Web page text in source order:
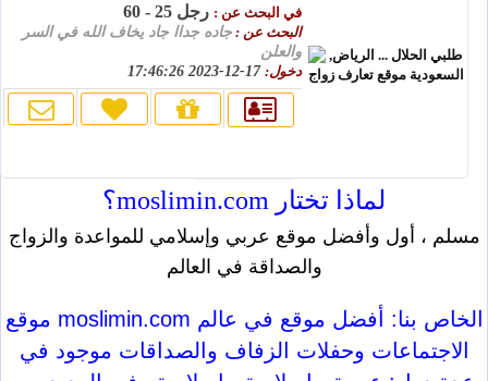
في البحث عن : رجل 25 - 60
البحث عن : جاده جداا جاد يخاف الله في السر
والعلن
دخول: 17-12-2023 17:46:26
لماذا تختار moslimin.com؟
مسلم ، أول وأفضل موقع عربي وإسلامي للمواعدة والزواج
والصداقة في العالم
موقع moslimin.com الخاص بنا: أفضل موقع في عالم
الاجتماعات وحفلات الزفاف والصداقات موجود في